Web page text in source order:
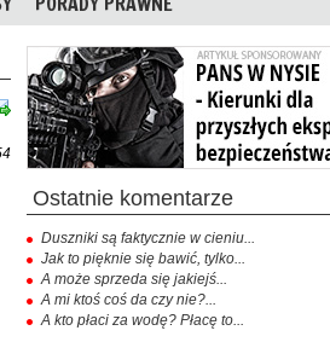
ostatnie komentarze
Duszniki są faktycznie w cieniu...
Jak to pięknie się bawić, tylko...
A może sprzeda się jakiejś...
A mi ktoś coś da czy nie?...
A kto płaci za wodę? Płacę to...